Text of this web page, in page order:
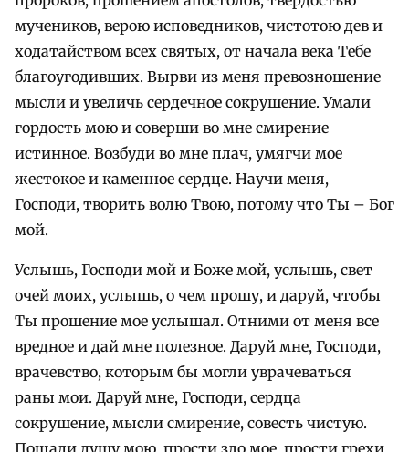
мучеников, верою исповедников, чистотою дев и
ходатайством всех святых, от начала века Тебе
благоугодивших. Вырви из меня превозношение
мысли и увеличь сердечное сокрушение. Умали
гордость мою и соверши во мне смирение
истинное. Возбуди во мне плач, умягчи мое
жестокое и каменное сердце. Научи меня,
Господи, творить волю Твою, потому что Ты – Бог
мой.
Услышь, Господи мой и Боже мой, услышь, свет
очей моих, услышь, о чем прошу, и даруй, чтобы
Ты прошение мое услышал. Отними от меня все
вредное и дай мне полезное. Даруй мне, Господи,
врачевство, которым бы могли уврачеваться
раны мои. Даруй мне, Господи, сердца
сокрушение, мысли смирение, совесть чистую.